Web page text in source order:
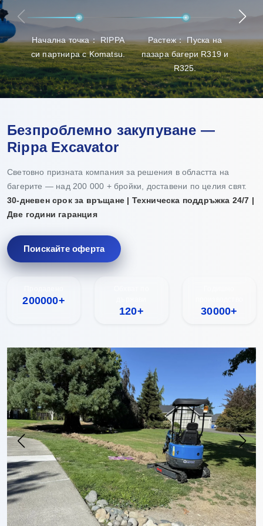
най-добрия опит при избора на продукти, доставката и
поддръжката.
Начална точка： RIPPA
си партнира с Komatsu.
Растеж： Пуска на
пазара багери R319 и
R325.
Безпроблемно закупуване —
Rippa Excavator
Световно призната компания за решения в областта на
багерите — над 200 000 + бройки, доставени по целия свят.
30-дневен срок за връщане | Техническа поддръжка 24/7 |
Две години гаранция
Поискайте оферта
200000+
120+ 30000+